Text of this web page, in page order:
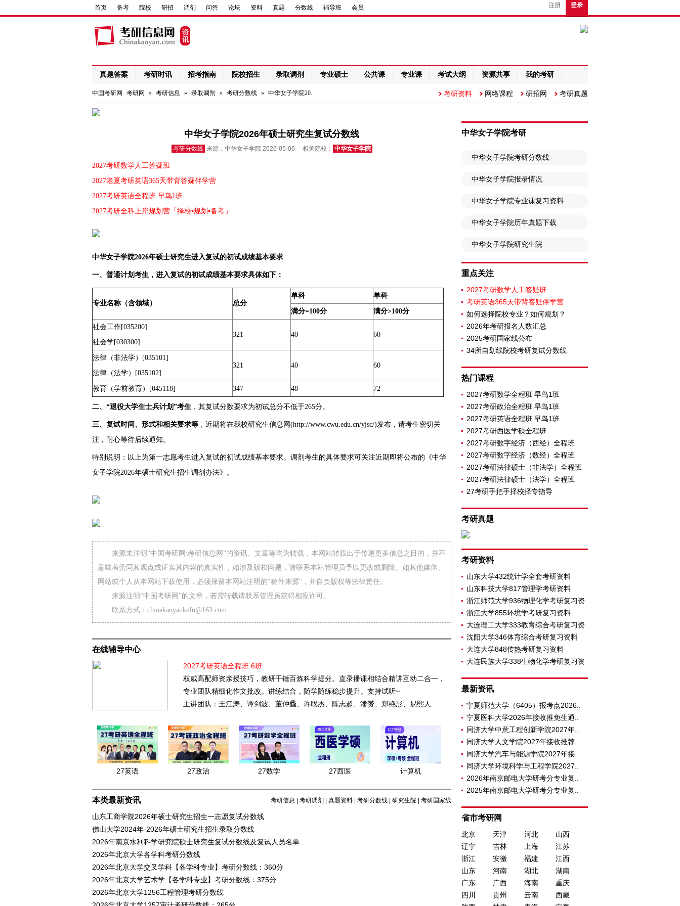
首页 备考 院校 研招 调剂 问答 论坛 资料 真题 分数线 辅导班 会员 注册 登录
真题答案 考研时讯 招考指南 院校招生 录取调剂 专业硕士 公共课 专业课 考试大纲 资源共享 我的考研
网络课程
中国考研网 考研网 » 考研信息 » 录取调剂 » 考研分数线 » 中华女子学院20.. 考研资料 网络课程 研招网 考研真题
中华女子学院2026年硕士研究生复试分数线
考研分数线 来源：中华女子学院 2026-05-06 相关院校： 中华女子学院
2027考研数学人工答疑班
2027老夏考研英语365天带背答疑伴学营
2027考研英语全程班 早鸟1班
2027考研全科上岸规划营「择校▪规划▪备考」
中华女子学院2026年硕士研究生进入复试的初试成绩基本要求
一、普通计划考生，进入复试的初试成绩基本要求具体如下：
专业名称（含领域） 总分
单科 单科
满分=100分 满分>100分
社会工作[035200]
社会学[030300]
321 40 60
法律（非法学）[035101]
法律（法学）[035102]
321 40 60
教育（学前教育）[045118] 347 48 72
二、“退役大学生士兵计划”考生 ，其复试分数要求为初试总分不低于265分。
三、复试时间、形式和相关要求等 ，近期将在我校研究生信息网(http://www.cwu.edu.cn/yjsc/)发布，请考生密切关
注，耐心等待后续通知。
特别说明：以上为第一志愿考生进入复试的初试成绩基本要求。调剂考生的具体要求可关注近期即将公布的《中华
女子学院2026年硕士研究生招生调剂办法》。
来源未注明“中国考研网\考研信息网”的资讯、文章等均为转载，本网站转载出于传递更多信息之目的，并不
意味着赞同其观点或证实其内容的真实性，如涉及版权问题，请联系本站管理员予以更改或删除。如其他媒体、
网站或个人从本网站下载使用，必须保留本网站注明的"稿件来源"，并自负版权等法律责任。
来源注明“中国考研网”的文章，若需转载请联系管理员获得相应许可。
联系方式：chinakaoyankefu@163.com
在线辅导中心
2027考研英语全程班 6班
权威高配师资亲授技巧，教研千锤百炼科学提分。直录播课相结合精讲互动二合一，
专业团队精细化作文批改。讲练结合，随学随练稳步提升。支持试听~
主讲团队：王江涛、谭剑波、董仲蠡、许聪杰、陈志超、潘赟、郑艳彤、易熙人
27英语 27政治 27数学 27西医 计算机
本类最新资讯 考研信息 考研调剂 真题资料 考研分数线 研究生院 考研国家线
山东工商学院2026年硕士研究生招生一志愿复试分数线
佛山大学2024年-2026年硕士研究生招生录取分数线
2026年南京水利科学研究院硕士研究生复试分数线及复试人员名单
2026年北京大学各学科考研分数线
2026年北京大学交叉学科【各学科专业】考研分数线：360分
2026年北京大学艺术学【各学科专业】考研分数线：375分
2026年北京大学1256工程管理考研分数线
中华女子学院考研
中华女子学院考研分数线
中华女子学院报录情况
中华女子学院专业课复习资料
中华女子学院历年真题下载
中华女子学院研究生院
重点关注
2027考研数学人工答疑班
考研英语365天带背答疑伴学营
如何选择院校专业？如何规划？
2026年考研报名人数汇总
2025考研国家线公布
34所自划线院校考研复试分数线
热门课程
2027考研数学全程班 早鸟1班
2027考研政治全程班 早鸟1班
2027考研英语全程班 早鸟1班
2027考研西医学硕全程班
2027考研数字经济（西经）全程班
2027考研数字经济（数经）全程班
2027考研法律硕士（非法学）全程班
2027考研法律硕士（法学）全程班
27考研手把手择校择专指导
考研真题
考研资料
山东大学432统计学全套考研资料
山东科技大学817管理学考研资料
浙江师范大学936物理化学考研复习资
浙江大学855环境学考研复习资料
大连理工大学333教育综合考研复习资
沈阳大学346体育综合考研复习资料
大连大学848传热考研复习资料
大连民族大学338生物化学考研复习资
最新资讯
宁夏师范大学（6405）报考点2026..
宁夏医科大学2026年接收推免生通..
同济大学中意工程创新学院2027年..
同济大学人文学院2027年接收推荐..
同济大学汽车与能源学院2027年接..
同济大学环境科学与工程学院2027..
2026年南京邮电大学研考分专业复..
2025年南京邮电大学研考分专业复..
省市考研网
北京 天津 河北
山西
辽宁
吉林 上海
江苏
浙江
安徽 福建
江西
山东
河南 湖北
湖南
广东
广西 海南
重庆
四川
贵州 云南
西藏